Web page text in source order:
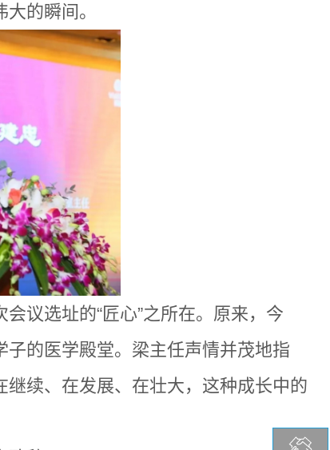
的瞬间。
会议选址的“匠心”之所在。原来，今
的医学殿堂。梁主任声情并茂地指
续、在发展、在壮大，这种成长中的